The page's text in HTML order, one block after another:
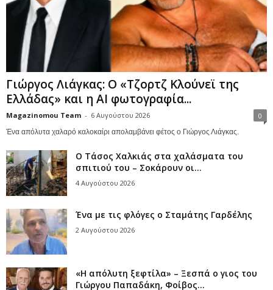
Γιώργος Λιάγκας: Ο «Τζορτζ Κλούνεϊ της
Ελλάδας» και η AI φωτογραφία...
Magazinomou Team - 6 Αυγούστου 2026 0
Ένα απόλυτα χαλαρό καλοκαίρι απολαμβάνει φέτος ο Γιώργος Λιάγκας.
Ο Τάσος Χαλκιάς στα χαλάσματα του
σπιτιού του – Σοκάρουν οι...
4 Αυγούστου 2026
Ένα με τις φλόγες ο Σταμάτης Γαρδέλης
2 Αυγούστου 2026
«Η απόλυτη ξεφτίλα» – Ξεσπά ο γιος του
Γιώργου Παπαδάκη, Φοίβος...